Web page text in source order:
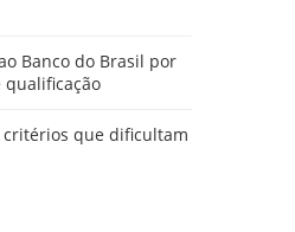
Banco do Brasil por
qualificação
critérios que dificultam